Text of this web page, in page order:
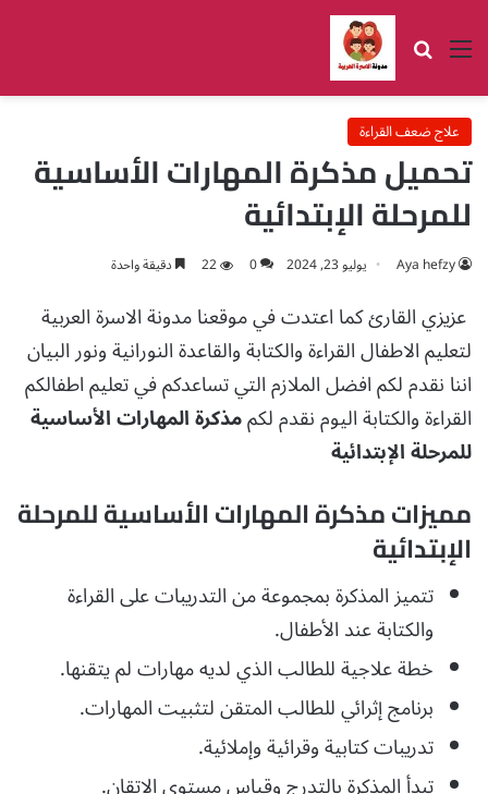
القائمة بحث عن
علاج ضعف القراءة
تحميل مذكرة المهارات الأساسية
للمرحلة الإبتدائية
Aya hefzy يوليو 23, 2024 0
22 دقيقة واحدة
عزيزي القارئ كما اعتدت في موقعنا مدونة الاسرة العربية
لتعليم الاطفال القراءة والكتابة والقاعدة النورانية ونور البيان
اننا نقدم لكم افضل الملازم التي تساعدكم في تعليم اطفالكم
القراءة والكتابة اليوم نقدم لكممذكرة المهارات الأساسية
للمرحلة الإبتدائية
مميزات مذكرة المهارات الأساسية للمرحلة
الإبتدائية
تتميز المذكرة بمجموعة من التدريبات على القراءة
والكتابة عند الأطفال.
خطة علاجية للطالب الذي لديه مهارات لم يتقنها.
برنامج إثرائي للطالب المتقن لتثبيت المهارات.
تدريبات كتابية وقرائية وإملائية.